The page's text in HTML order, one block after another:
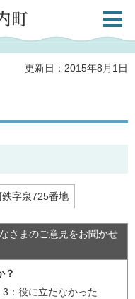
共通メ
更新日：2015年8月1日
字泉725番地
さまのご意見をお聞かせ
？
3：役に立たなかった